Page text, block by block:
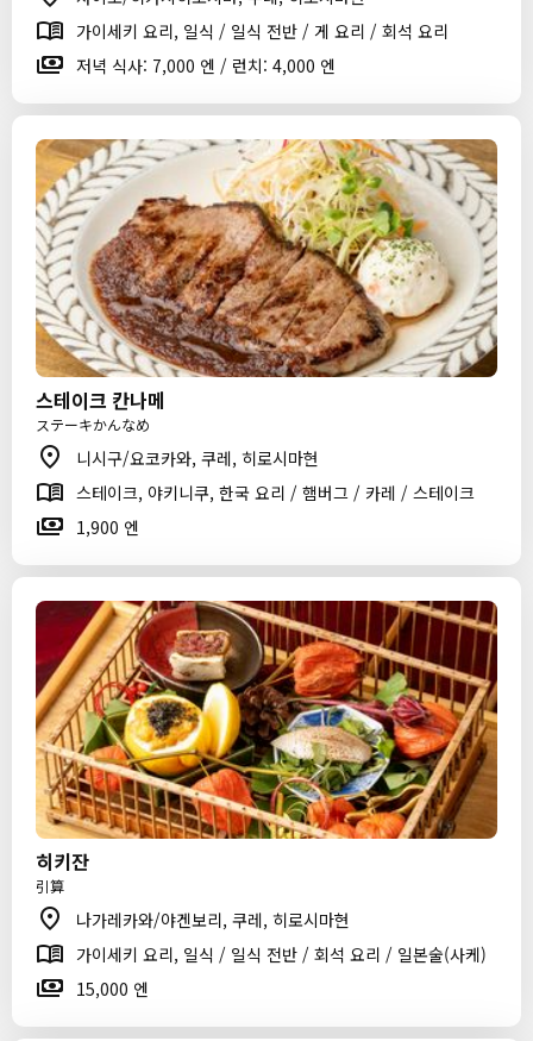
가이세키 요리, 일식 / 일식 전반 / 게 요리 / 회석 요리
저녁 식사: 7,000 엔 / 런치: 4,000 엔
스테이크 칸나메
ステーキかんなめ
니시구/요코카와, 쿠레, 히로시마현
스테이크, 야키니쿠, 한국 요리 / 햄버그 / 카레 / 스테이크
1,900 엔
히키잔
引算
나가레카와/야겐보리, 쿠레, 히로시마현
가이세키 요리, 일식 / 일식 전반 / 회석 요리 / 일본술(사케)
15,000 엔